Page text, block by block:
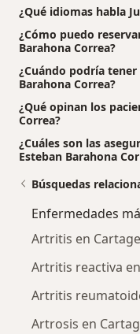
¿Qué idiomas habla
¿Cómo puedo
Barahona Correa?
¿Cuándo podría
Barahona Correa?
¿Qué opinan los
Correa?
¿Cuáles son las
Esteban Barahona
Búsquedas
Enfermedades
Artritis en
Artritis reactiva
Artritis
Artrosis en